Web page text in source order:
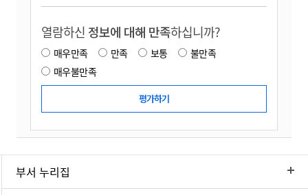
열람하신 정보에 대해 만족하십니까?
매우만족 만족 보통
불만족
매우불만족
부서 누리집